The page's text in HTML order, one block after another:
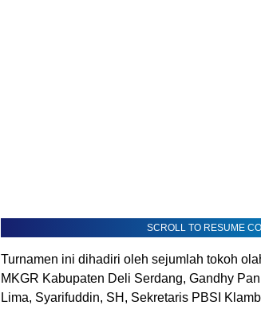
SCROLL TO RESUME
Turnamen ini dihadiri oleh sejumlah tokoh
MKGR Kabupaten Deli Serdang, Gandhy
Lima, Syarifuddin, SH, Sekretaris PBSI